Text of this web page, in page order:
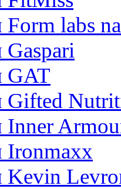
labs
GAT
Gifted
Inner
Ironmaxx
Kevin